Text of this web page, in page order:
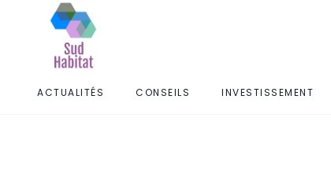
ACTUALITÉS CONSEILS INVESTISSEMENT